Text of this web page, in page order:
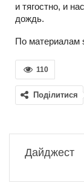
и тягостно, и
дождь.
По материалам
110
Поділитися
Дайджест